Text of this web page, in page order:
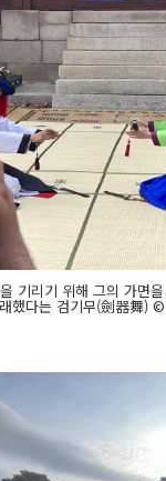
기리기 위해 그의 가면
래했다는 검기무(劍器舞)